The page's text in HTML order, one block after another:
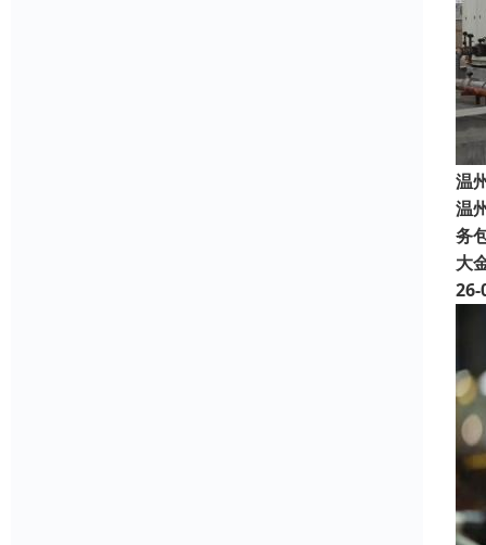
温
温
务
大
26-